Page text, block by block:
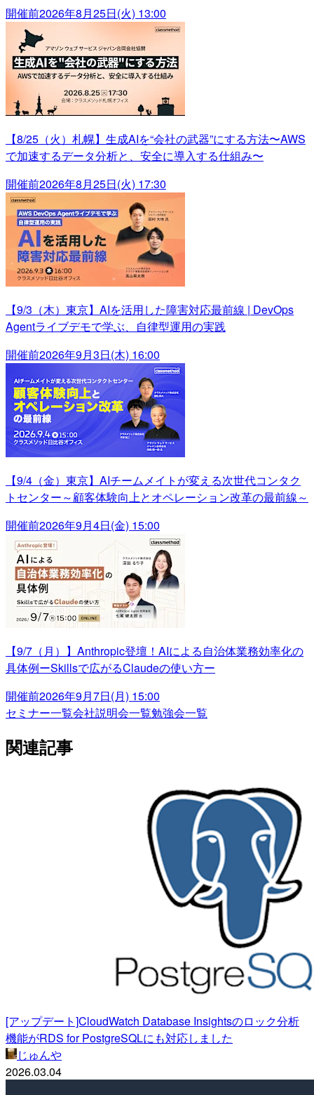
開催前2026年8月25日(火) 13:00
【8/25（火）札幌】生成AIを“会社の武器”にする方法〜AWS
で加速するデータ分析と、安全に導入する仕組み〜
開催前2026年8月25日(火) 17:30
【9/3（木）東京】AIを活用した障害対応最前線 | DevOps
Agentライブデモで学ぶ、自律型運用の実践
開催前2026年9月3日(木) 16:00
【9/4（金）東京】AIチームメイトが変える次世代コンタク
トセンター～顧客体験向上とオペレーション改革の最前線～
開催前2026年9月4日(金) 15:00
【9/7（月）】Anthropic登壇！AIによる自治体業務効率化の
具体例ーSkillsで広がるClaudeの使い方ー
開催前2026年9月7日(月) 15:00
セミナー一覧会社説明会一覧勉強会一覧
関連記事
[アップデート]CloudWatch Database Insightsのロック分析
機能がRDS for PostgreSQLにも対応しました
じゅんや
2026.03.04